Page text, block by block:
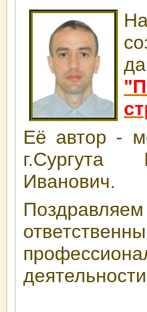
Её автор -
г.Сургута
Иванович.